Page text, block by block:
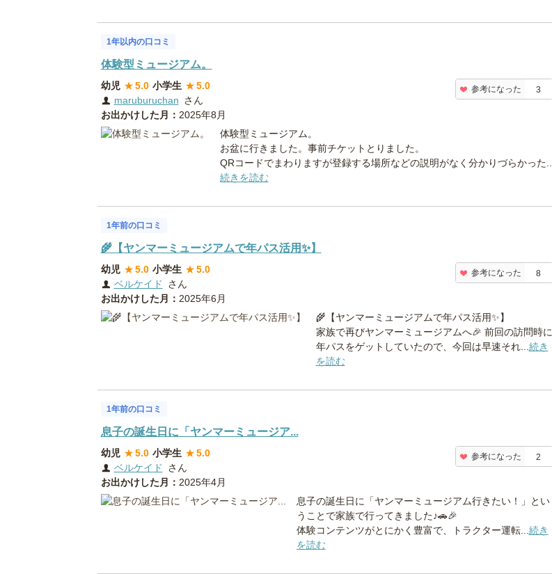
1年以内の口コミ
体験型ミュージアム。
幼児 ★5.0 小学生 ★5.0
maruburuchan さん
お出かけした月： 2025年8月
参考になった 3
体験型ミュージアム。
お盆に行きました。事前チケットとりました。
QRコードでまわりますが登録する場所などの説明がなく分かりづらかった...
続きを読む
1年前の口コミ
🌾【ヤンマーミュージアムで年パス活用✨】
幼児 ★5.0 小学生 ★5.0
ベルケイド
さん
お出かけした月： 2025年6月
参考になった 8
🌾【ヤンマーミュージアムで年パス活用✨】
家族で再びヤンマーミュージアムへ🎉 前回の訪問時に
年パスをゲットしていたので、今回は早速それ... 続き
を読む
1年前の口コミ
息子の誕生日に「ヤンマーミュージア...
幼児 ★5.0 小学生 ★5.0
ベルケイド
さん
お出かけした月： 2025年4月
参考になった 2
息子の誕生日に「ヤンマーミュージアム行きたい！」とい
うことで家族で行ってきました♪🚗🎉
体験コンテンツがとにかく豊富で、トラクター運転... 続き
を読む